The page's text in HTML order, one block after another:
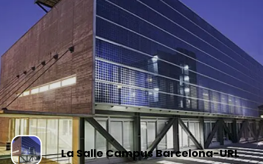
La Salle Campus Barcelona-URL